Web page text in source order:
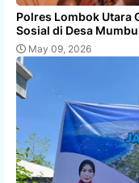
Polres Lombok Utara
Sosial di Desa
May 09, 2026